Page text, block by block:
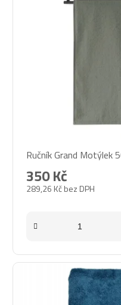
Ručník Grand Motýlek
289,26 Kč bez DPH
350 Kč